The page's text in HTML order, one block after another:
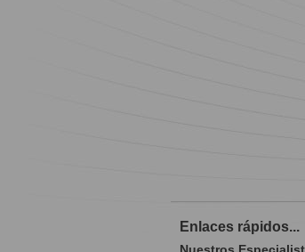
Enlaces rápidos...